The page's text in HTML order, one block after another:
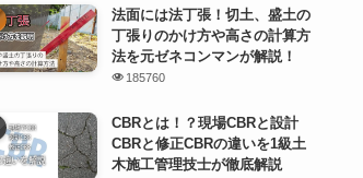
法面には法丁張！切土、盛土の
丁張りのかけ方や高さの計算方
法を元ゼネコンマンが解説！
185760
CBRとは！？現場CBRと設計
CBRと修正CBRの違いを1級土
木施工管理技士が徹底解説